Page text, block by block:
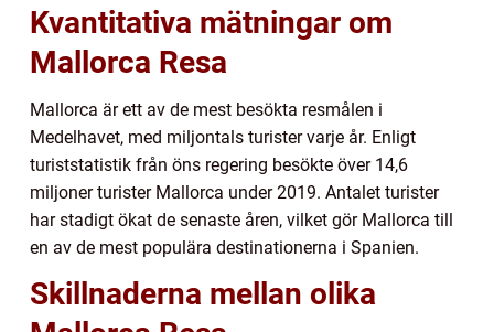
Kvantitativa mätningar om
Mallorca Resa
Mallorca är ett av de mest besökta resmålen i
Medelhavet, med miljontals turister varje år. Enligt
turiststatistik från öns regering besökte över 14,6
miljoner turister Mallorca under 2019. Antalet turister
har stadigt ökat de senaste åren, vilket gör Mallorca till
en av de mest populära destinationerna i Spanien.
Skillnaderna mellan olika